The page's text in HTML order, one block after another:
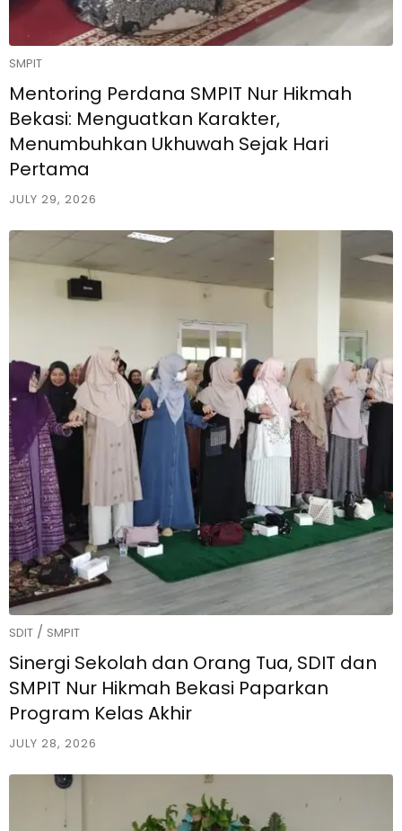
SMPIT
Mentoring Perdana SMPIT Nur Hikmah
Bekasi: Menguatkan Karakter,
Menumbuhkan Ukhuwah Sejak Hari
Pertama
JULY 29, 2026
SDIT / SMPIT
Sinergi Sekolah dan Orang Tua, SDIT dan
SMPIT Nur Hikmah Bekasi Paparkan
Program Kelas Akhir
JULY 28, 2026